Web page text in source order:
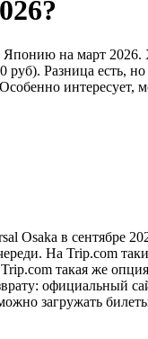
на март 2026.
руб). Разница есть,
Osaka в сентябре
На Trip.com
такая же
официальный
загружать